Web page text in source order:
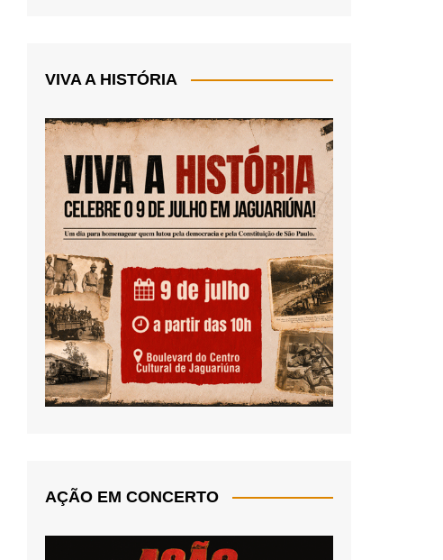
VIVA A HISTÓRIA
AÇÃO EM CONCERTO